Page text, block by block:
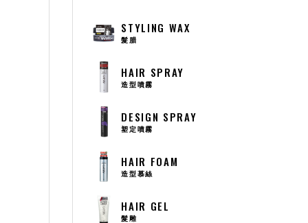
STYLING WAX
髮腊
HAIR SPRAY
造型噴霧
DESIGN SPRAY
塑定噴霧
HAIR FOAM
造型慕絲
HAIR GEL
髮雕